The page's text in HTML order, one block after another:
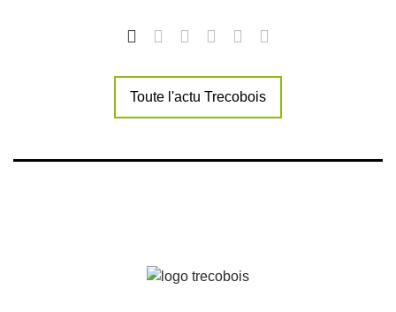
Toute l'actu Trecobois